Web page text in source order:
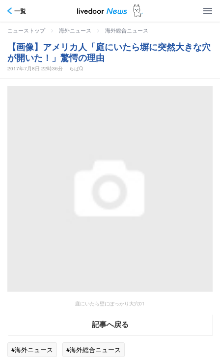
一覧
ニューストップ > 海外ニュース > 海外総合ニュース
【画像】アメリカ人「庭にいたら塀に突然大きな穴
が開いた！」驚愕の理由
2017年7月8日 22時36分 らばQ
庭にいたら壁にぽっかり大穴01
記事へ戻る
#海外ニュース #海外総合ニュース